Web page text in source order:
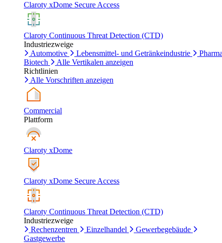
Claroty xDome Secure Access
Claroty Continuous Threat Detection (CTD)
Industriezweige
Automotive
Lebensmittel- und Getränkeindustrie
Biotech
Alle Vertikalen anzeigen
Richtlinien
Alle Vorschriften anzeigen
Commercial
Plattform
Claroty xDome
Claroty xDome Secure Access
Claroty Continuous Threat Detection (CTD)
Industriezweige
Rechenzentren
Einzelhandel
Gewerbegebäude
Gastgewerbe